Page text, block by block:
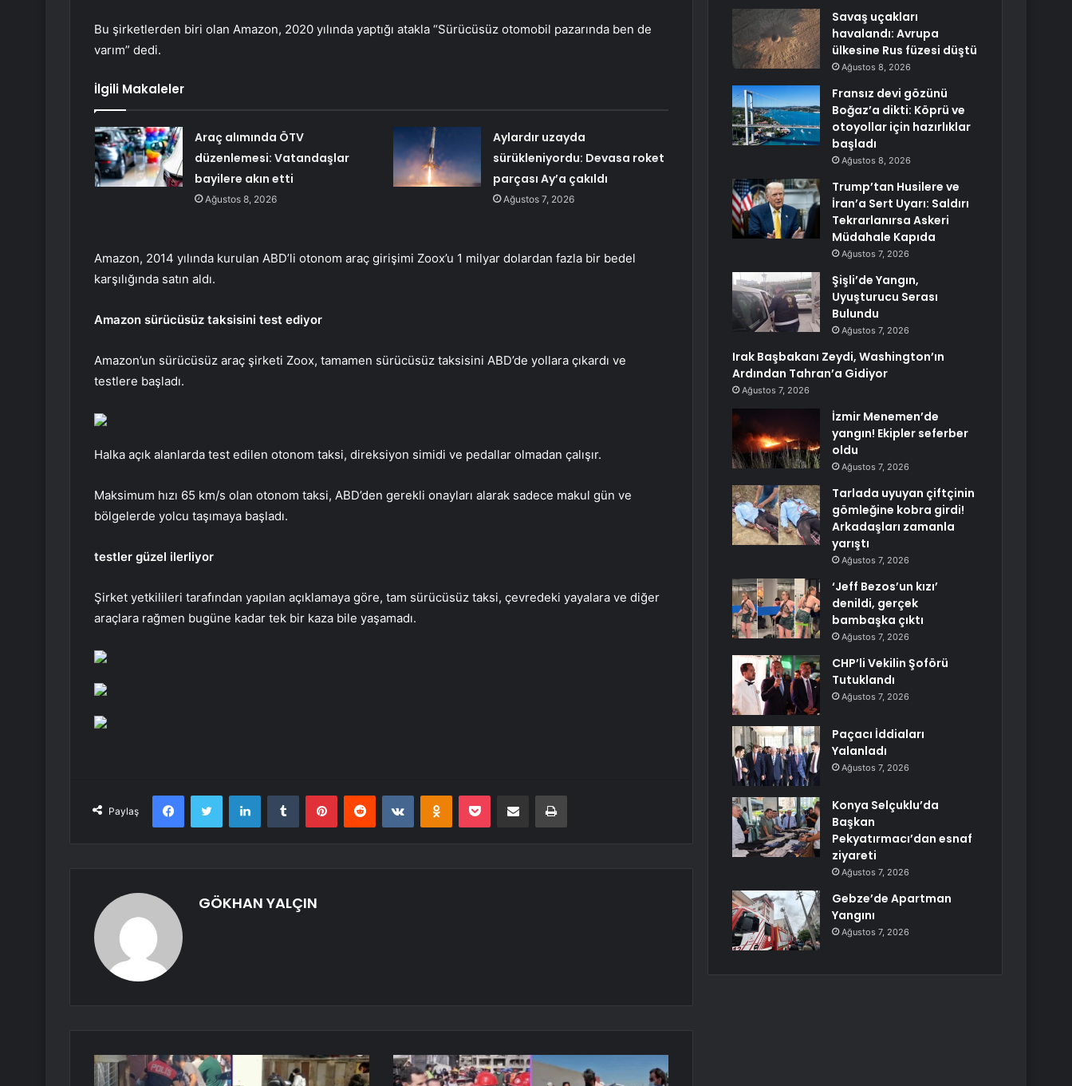
Bu şirketlerden biri olan Amazon, 2020 yılında yaptığı atakla “Sürücüsüz otomobil pazarında ben de
varım” dedi.
İlgili Makaleler
Araç alımında ÖTV
düzenlemesi: Vatandaşlar
bayilere akın etti
Ağustos 8, 2026
Aylardır uzayda
sürükleniyordu: Devasa roket
parçası Ay’a çakıldı
Ağustos 7, 2026
Amazon, 2014 yılında kurulan ABD’li otonom araç girişimi Zoox’u 1 milyar dolardan fazla bir bedel
karşılığında satın aldı.
Amazon sürücüsüz taksisini test ediyor
Amazon’un sürücüsüz araç şirketi Zoox, tamamen sürücüsüz taksisini ABD’de yollara çıkardı ve
testlere başladı.
Halka açık alanlarda test edilen otonom taksi, direksiyon simidi ve pedallar olmadan çalışır.
Maksimum hızı 65 km/s olan otonom taksi, ABD’den gerekli onayları alarak sadece makul gün ve
bölgelerde yolcu taşımaya başladı.
testler güzel ilerliyor
Şirket yetkilileri tarafından yapılan açıklamaya göre, tam sürücüsüz taksi, çevredeki yayalara ve diğer
araçlara rağmen bugüne kadar tek bir kaza bile yaşamadı.
Paylaş
FacebookTwitter LinkedInTumblr PinterestReddit VKontakteOdnoklassniki
Pocket E-Posta ile paylaş Yazdır
GÖKHAN YALÇIN
Savaş uçakları
havalandı: Avrupa
ülkesine Rus füzesi düştü
Ağustos 8, 2026
Fransız devi gözünü
Boğaz’a dikti: Köprü ve
otoyollar için hazırlıklar
başladı
Ağustos 8, 2026
Trump’tan Husilere ve
İran’a Sert Uyarı: Saldırı
Tekrarlanırsa Askeri
Müdahale Kapıda
Ağustos 7, 2026
Şişli’de Yangın,
Uyuşturucu Serası
Bulundu
Ağustos 7, 2026
Irak Başbakanı Zeydi, Washington’ın
Ardından Tahran’a Gidiyor
Ağustos 7, 2026
İzmir Menemen’de
yangın! Ekipler seferber
oldu
Ağustos 7, 2026
Tarlada uyuyan çiftçinin
gömleğine kobra girdi!
Arkadaşları zamanla
yarıştı
Ağustos 7, 2026
‘Jeff Bezos’un kızı’
denildi, gerçek
bambaşka çıktı
Ağustos 7, 2026
CHP’li Vekilin Şoförü
Tutuklandı
Ağustos 7, 2026
Paçacı İddiaları
Yalanladı
Ağustos 7, 2026
Konya Selçuklu’da
Başkan
Pekyatırmacı’dan esnaf
ziyareti
Ağustos 7, 2026
Gebze’de Apartman
Yangını
Ağustos 7, 2026